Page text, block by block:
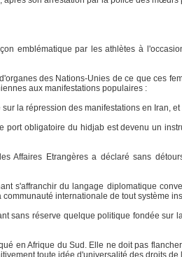
emblématique par les athlètes à
des Nations-Unies de ce que ces
aux manifestations populaires :
la répression des manifestations en Iran,
obligatoire du hidjab est devenu un
Affaires Etrangères a déclaré sans
s'affranchir du langage diplomatique
internationale de tout système
sans réserve quelque politique fondée sur
en Afrique du Sud. Elle ne doit pas
toute idée d'universalité des droits de